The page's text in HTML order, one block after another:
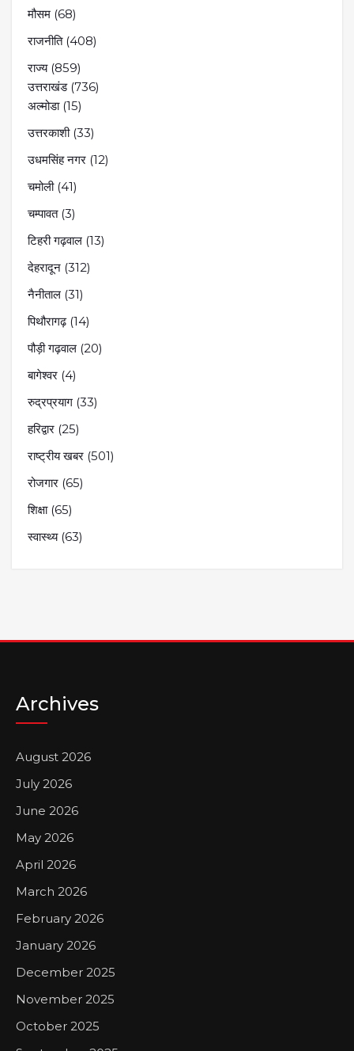
मौसम (68)
राजनीति(408)
राज्य(859)
उत्तराखंड(736)
अल्मोडा(15)
उत्तरकाशी(33)
उधमसिंह नगर (12)
चमोली(41)
चम्पावत(3)
टिहरी गढ़वाल (13)
देहरादून (312)
नैनीताल (31)
पिथौरागढ़(14)
पौड़ी गढ़वाल (20)
बागेश्वर (4)
रुद्रप्रयाग (33)
हरिद्वार (25)
राष्ट्रीय खबर (501)
रोजगार (65)
शिक्षा(65)
स्वास्थ्य(63)
Archives
August 2026
July 2026
June 2026
May 2026
April 2026
March 2026
February 2026
January 2026
December 2025
November 2025
October 2025